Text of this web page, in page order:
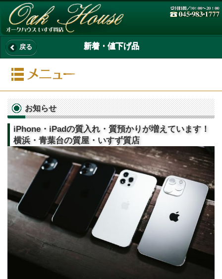
新着・値下げ品
戻る
お知らせ
iPhone・iPadの質入れ・質預かりが増えています！
横浜・青葉台の質屋・いすず質店